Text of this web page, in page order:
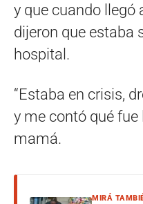
y que cuando llegó
dijeron que estaba
hospital.
“Estaba en crisis,
y me contó qué fue
mamá.
MIRÁ